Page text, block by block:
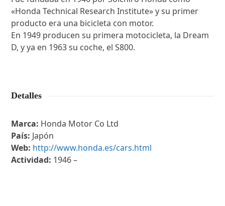
«Honda Technical Research Institute» y su primer
producto era una bicicleta con motor.
En 1949 producen su primera motocicleta, la Dream
D, y ya en 1963 su coche, el S800.
Detalles
Marca: Honda Motor Co Ltd
País: Japón
Web: http://www.honda.es/cars.html
Actividad: 1946 –